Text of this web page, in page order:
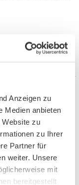
Anzeigen zu
Medien anbieten
Website zu
zu Ihrer
Partner für
weiter. Unsere
mit
bereitgestellt
Format: ZIP, 5.54
Kostenlose